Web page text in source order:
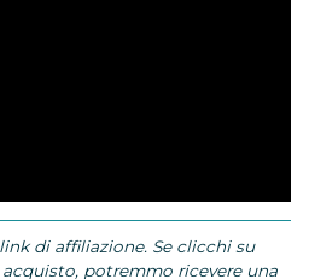
di affiliazione. Se clicchi su
potremmo ricevere una